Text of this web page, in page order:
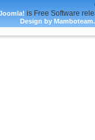
is Free Software
Design by